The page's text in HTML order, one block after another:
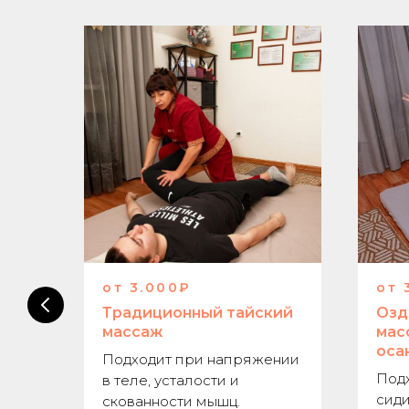
от 3.000₽
Традиционный тайский
массаж
Подходит при напряжении
в теле, усталости и
скованности мышц.
от